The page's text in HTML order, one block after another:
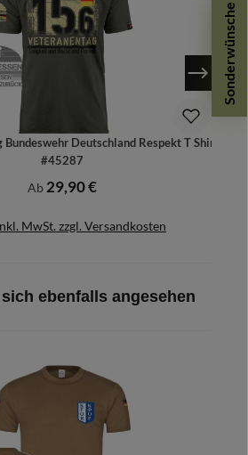
Sonderwünsche
Deutschland Respekt T Shirt
#45287
Regulärer Preis:
Ab 29,90 €
MwSt. zzgl. Versandkosten
ebenfalls angesehen